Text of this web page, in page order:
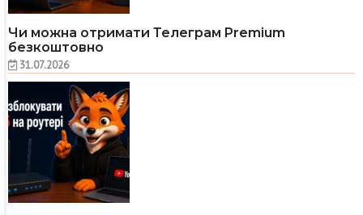
Чи можна отримати Телеграм Premium
безкоштовно
31.07.2026